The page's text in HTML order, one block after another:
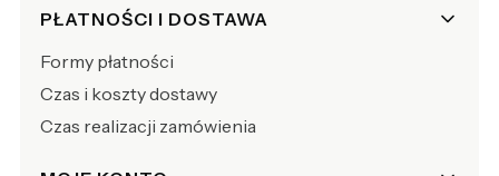
PŁATNOŚCI I DOSTAWA
Formy płatności
Czas i koszty dostawy
Czas realizacji zamówienia